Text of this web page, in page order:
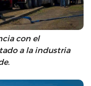
con el
a la industria